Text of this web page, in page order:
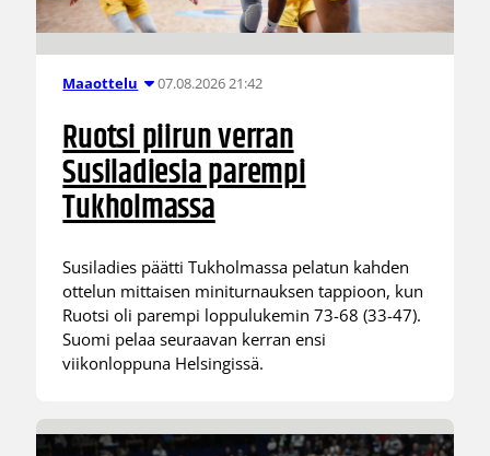
Maaottelu 07.08.2026 21:42
Ruotsi piirun verran
Susiladiesia parempi
Tukholmassa
Susiladies päätti Tukholmassa pelatun kahden
ottelun mittaisen miniturnauksen tappioon, kun
Ruotsi oli parempi loppulukemin 73-68 (33-47).
Suomi pelaa seuraavan kerran ensi
viikonloppuna Helsingissä.